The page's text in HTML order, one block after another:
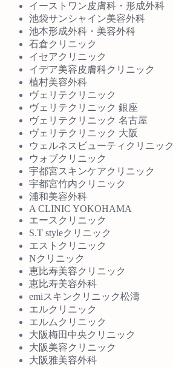
イーストワン皮膚科・形成外科
池袋サンシャイン美容外科
池本形成外科・美容外科
石倉クリニック
イセアクリニック
イデア美容皮膚科クリニック
植村美容外科
ヴェリテクリニック
ヴェリテクリニック 銀座
ヴェリテクリニック 名古屋
ヴェリテクリニック 大阪
ウェルネスビューティクリニック
ウォブクリニック
宇都宮スキンケアクリニック
宇都宮竹内クリニック
浦和美容外科
A CLINIC YOKOHAMA
エースクリニック
S.T styleクリニック
エストクリニック
Nクリニック
恵比寿美容クリニック
恵比寿美容外科
emiスキンクリニック松濤
エルクリニック
エルムクリニック
大阪梅田中央クリニック
大阪美容クリニック
大阪雅美容外科